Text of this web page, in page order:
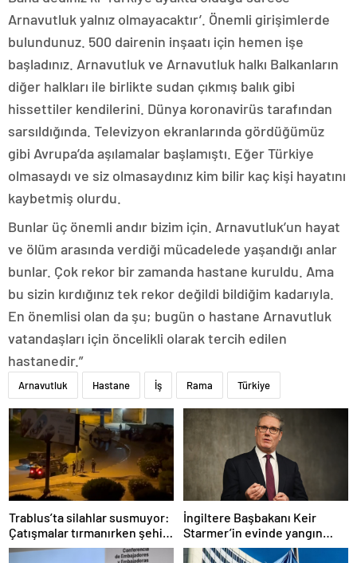
Arnavutluk yalnız olmayacaktır’. Önemli girişimlerde
bulundunuz. 500 dairenin inşaatı için hemen işe
başladınız. Arnavutluk ve Arnavutluk halkı Balkanların
diğer halkları ile birlikte sudan çıkmış balık gibi
hissettiler kendilerini. Dünya koronavirüs tarafından
sarsıldığında. Televizyon ekranlarında gördüğümüz
gibi Avrupa’da aşılamalar başlamıştı. Eğer Türkiye
olmasaydı ve siz olmasaydınız kim bilir kaç kişi hayatını
kaybetmiş olurdu.
Bunlar üç önemli andır bizim için. Arnavutluk’un hayat
ve ölüm arasında verdiği mücadelede yaşandığı anlar
bunlar. Çok rekor bir zamanda hastane kuruldu. Ama
bu sizin kırdığınız tek rekor değildi bildiğim kadarıyla.
En önemlisi olan da şu; bugün o hastane Arnavutluk
vatandaşları için öncelikli olarak tercih edilen
hastanedir.”
Arnavutluk Hastane İş Rama Türkiye
Trablus’ta silahlar susmuyor:
Çatışmalar tırmanırken şehir
alarmda
İngiltere Başbakanı Keir
Starmer’in evinde yangın
çıktı